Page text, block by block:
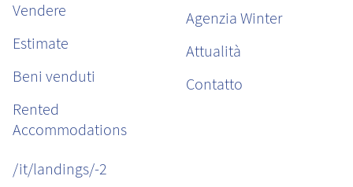
Vendere
Estimate
Beni venduti
Rented
Accommodations
Agenzia Winter
Attualità
Contatto
/it/landings/-2